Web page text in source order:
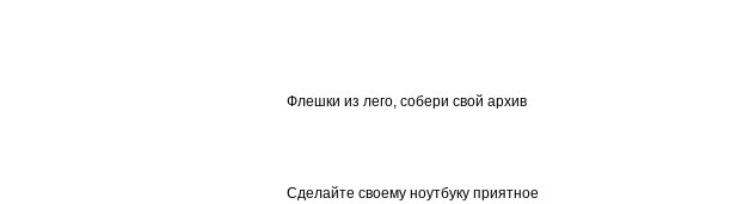
Флешки из лего, собери свой архив
Сделайте своему ноутбуку приятное